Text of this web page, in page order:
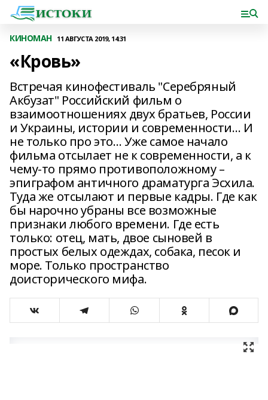
КИНОМАН 11 АВГУСТА 2019, 14:31
«Кровь»
Встречая кинофестиваль "Серебряный
Акбузат" Российский фильм о
взаимоотношениях двух братьев, России
и Украины, истории и современности… И
не только про это… Уже самое начало
фильма отсылает не к современности, а к
чему-то прямо противоположному –
эпиграфом античного драматурга Эсхила.
Туда же отсылают и первые кадры. Где как
бы нарочно убраны все возможные
признаки любого времени. Где есть
только: отец, мать, двое сыновей в
простых белых одеждах, собака, песок и
море. Только пространство
доисторического мифа.